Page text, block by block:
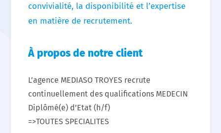
convivialité, la disponibilité et l’expertise
en matière de recrutement.
À propos de notre client
L’agence MEDIASO TROYES recrute
continuellement des qualifications MEDECIN
Diplômé(e) d’Etat (h/f)
=>TOUTES SPECIALITES